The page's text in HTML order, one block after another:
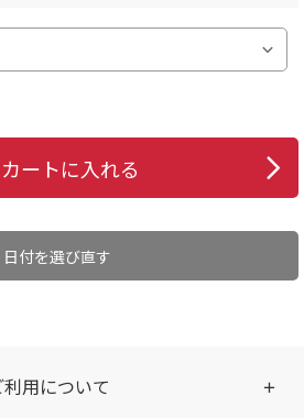
日付を選び直す
カートに入れる
利用について